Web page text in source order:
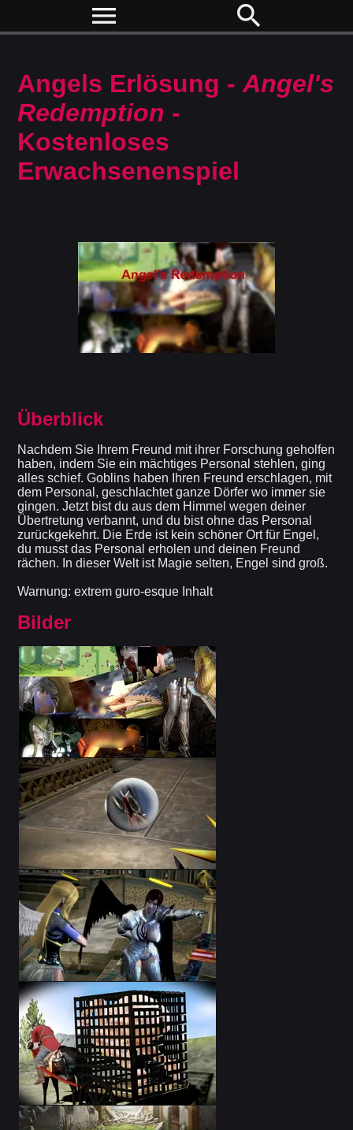
menu search
Angels Erlösung -Angel's
Redemption -
Kostenloses
Erwachsenenspiel
Überblick
Nachdem Sie Ihrem Freund mit ihrer Forschung geholfen
haben, indem Sie ein mächtiges Personal stehlen, ging
alles schief. Goblins haben Ihren Freund erschlagen, mit
dem Personal, geschlachtet ganze Dörfer wo immer sie
gingen. Jetzt bist du aus dem Himmel wegen deiner
Übertretung verbannt, und du bist ohne das Personal
zurückgekehrt. Die Erde ist kein schöner Ort für Engel,
du musst das Personal erholen und deinen Freund
rächen. In dieser Welt ist Magie selten, Engel sind groß.
Warnung: extrem guro-esque Inhalt
Bilder